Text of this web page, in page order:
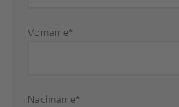
Vorname*
Nachname*